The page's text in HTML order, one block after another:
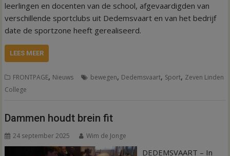
leerlingen en docenten van de school, afgevaardigden van
verschillende sportclubs uit Dedemsvaart en van het bedrijf
date de sportzone heeft gerealiseerd.
LEES MEER
FRONTPAGE, Nieuws bewegen, Dedemsvaart, Sport, Zeven Linden
College
Dammen houdt brein fit
24 september 2025 Wim de Jonge
DEDEMSVAART – In